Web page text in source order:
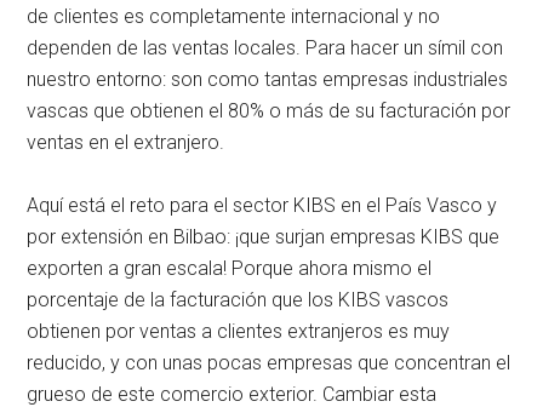
de clientes es completamente internacional y no
dependen de las ventas locales. Para hacer un símil con
nuestro entorno: son como tantas empresas industriales
vascas que obtienen el 80% o más de su facturación por
ventas en el extranjero.
Aquí está el reto para el sector KIBS en el País Vasco y
por extensión en Bilbao: ¡que surjan empresas KIBS que
exporten a gran escala! Porque ahora mismo el
porcentaje de la facturación que los KIBS vascos
obtienen por ventas a clientes extranjeros es muy
reducido, y con unas pocas empresas que concentran el
grueso de este comercio exterior. Cambiar esta